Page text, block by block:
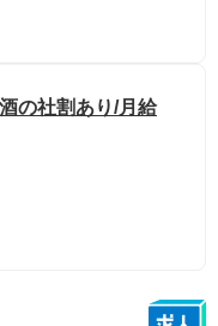
の社割あり/月給